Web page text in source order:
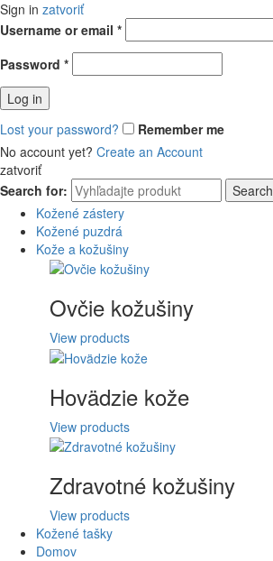
Sign in zatvoriť
Username or email *
Password *
Log in
Lost your password?
Remember me
No account yet? Create an Account
zatvoriť
Search for:
Search
Kožené zástery
Kožené puzdrá
Kože a kožušiny
Ovčie kožušiny
View products
Hovädzie kože
View products
Zdravotné kožušiny
View products
Kožené tašky
Domov